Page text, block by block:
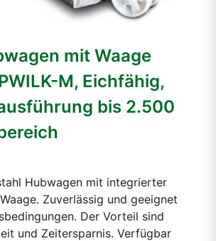
mit Waage
M, Eichfähig,
bis 2.500
Hubwagen mit integrierter
Zuverlässig und geeignet
Der Vorteil sind
und Zeitersparnis. Verfügbar